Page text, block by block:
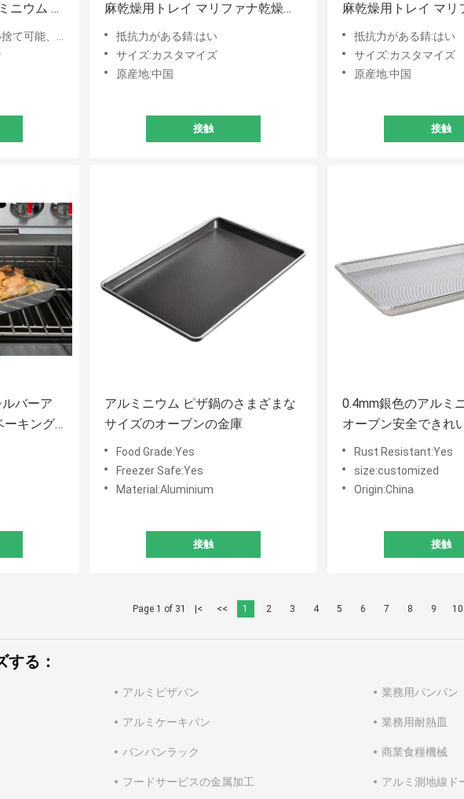
ニウム バ
フランス
貯蔵される
麻乾燥用トレイ マリファナ乾燥用
トレイ 雑草乾燥用トレイ
抵抗力がある錆:はい
サイズ:カスタマイズ
原産地:中国
接触
麻乾燥用トレイ マリ
トレイ 雑草乾燥用ト
抵抗力がある錆:はい
サイズ:カスタマイズ
原産地:中国
接触
バーア
ーキング
アルミニウム ピザ鍋のさまざまな
サイズのオーブンの金庫
Food Grade:Yes
Freezer Safe:Yes
Material:Aluminium
接触
0.4mm銀色のアルミ
オーブン安全できれ
Rust Resistant:Yes
size:customized
Origin:China
接触
Page 1 of 31 |< << 1 2 3 4 5 6 7 8 9 10
する：
アルミピザパン 業務用パンパン
アルミケーキパン 業務用耐熱皿
バンパンラック 商業食糧機械
フードサービスの金属加工 アルミ測地線ド